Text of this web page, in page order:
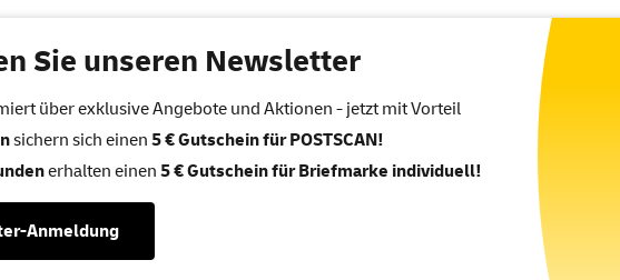
Sie unseren Newsletter
über exklusive Angebote und Aktionen - jetzt mit Vorteil
sichern sich einen 5 € Gutschein für POSTSCAN!
erhalten einen 5 € Gutschein für Briefmarke individuell!
Anmeldung